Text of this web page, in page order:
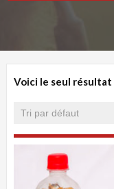
Voici le seul résultat